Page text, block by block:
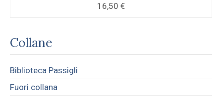
16,50 €
Collane
Biblioteca Passigli
Fuori collana